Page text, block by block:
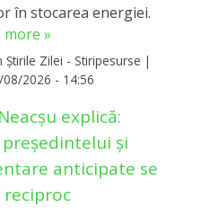
în stocarea energiei.
more »
Știrile Zilei - Stiripesurse |
2026 - 14:56
explică:
și
anticipate se
reciproc